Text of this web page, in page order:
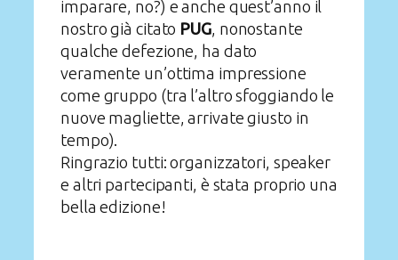
imparare, no?) e anche quest’anno il
nostro già citato PUG, nonostante
qualche defezione, ha dato
veramente un’ottima impressione
come gruppo (tra l’altro sfoggiando le
nuove magliette, arrivate giusto in
tempo).
Ringrazio tutti: organizzatori, speaker
e altri partecipanti, è stata proprio una
bella edizione!